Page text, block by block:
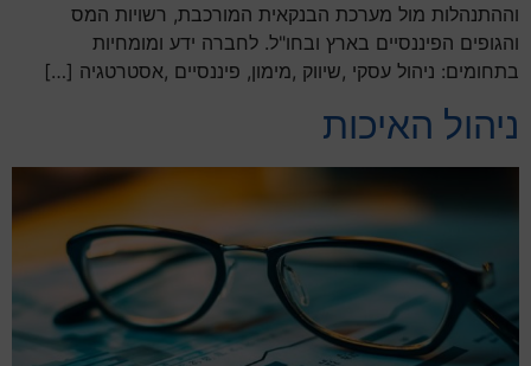
וההתנהלות מול מערכת הבנקאית המורכבת, רשויות המס
והגופים הפיננסיים בארץ ובחו"ל. לחברה ידע ומומחיות
בתחומים: ניהול עסקי ,שיווק ,מימון, פיננסיים ,אסטרטגיה […]
ניהול האיכות